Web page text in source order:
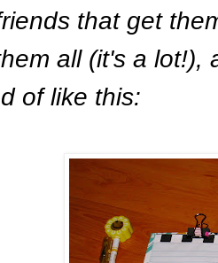
that get
all (it's a lot!),
of like this: